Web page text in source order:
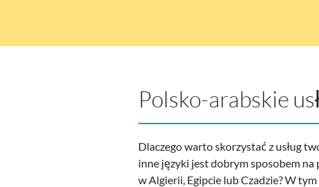
Polsko-arabskie
Dlaczego warto skorzystać z usług
inne języki jest dobrym sposobem
w Algierii, Egipcie lub Czadzie? W